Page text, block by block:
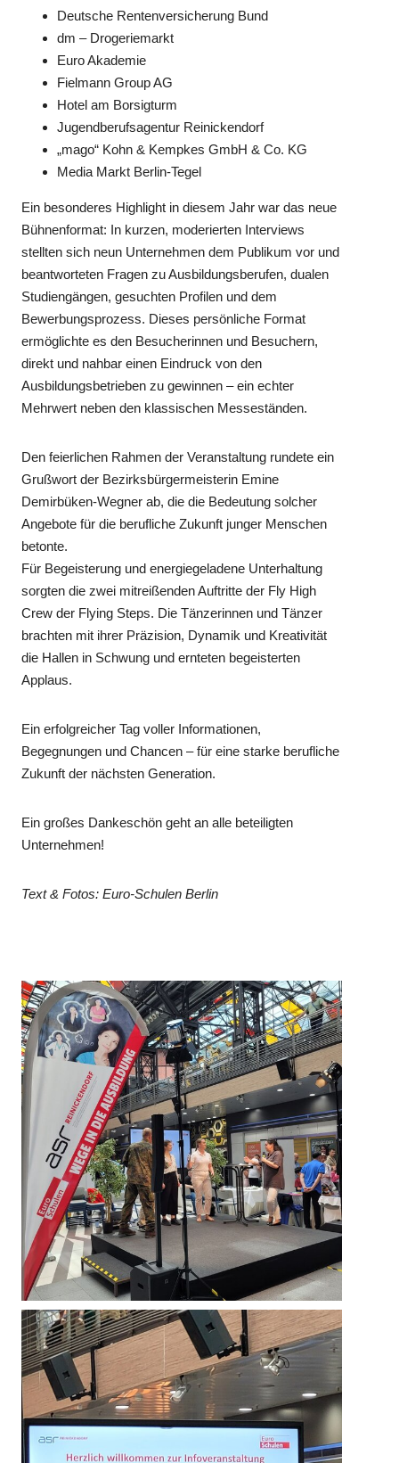
Deutsche Rentenversicherung Bund
dm – Drogeriemarkt
Euro Akademie
Fielmann Group AG
Hotel am Borsigturm
Jugendberufsagentur Reinickendorf
„mago“ Kohn & Kempkes GmbH & Co. KG
Media Markt Berlin-Tegel
Ein besonderes Highlight in diesem Jahr war das neue
Bühnenformat: In kurzen, moderierten Interviews
stellten sich neun Unternehmen dem Publikum vor und
beantworteten Fragen zu Ausbildungsberufen, dualen
Studiengängen, gesuchten Profilen und dem
Bewerbungsprozess. Dieses persönliche Format
ermöglichte es den Besucherinnen und Besuchern,
direkt und nahbar einen Eindruck von den
Ausbildungsbetrieben zu gewinnen – ein echter
Mehrwert neben den klassischen Messeständen.
Den feierlichen Rahmen der Veranstaltung rundete ein
Grußwort der Bezirksbürgermeisterin Emine
Demirbüken-Wegner ab, die die Bedeutung solcher
Angebote für die berufliche Zukunft junger Menschen
betonte.
Für Begeisterung und energiegeladene Unterhaltung
sorgten die zwei mitreißenden Auftritte der Fly High
Crew der Flying Steps. Die Tänzerinnen und Tänzer
brachten mit ihrer Präzision, Dynamik und Kreativität
die Hallen in Schwung und ernteten begeisterten
Applaus.
Ein erfolgreicher Tag voller Informationen,
Begegnungen und Chancen – für eine starke berufliche
Zukunft der nächsten Generation.
Ein großes Dankeschön geht an alle beteiligten
Unternehmen!
Text & Fotos: Euro-Schulen Berlin